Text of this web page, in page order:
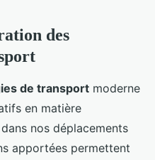
des
de transport moderne
en matière
nos déplacements
apportées permettent